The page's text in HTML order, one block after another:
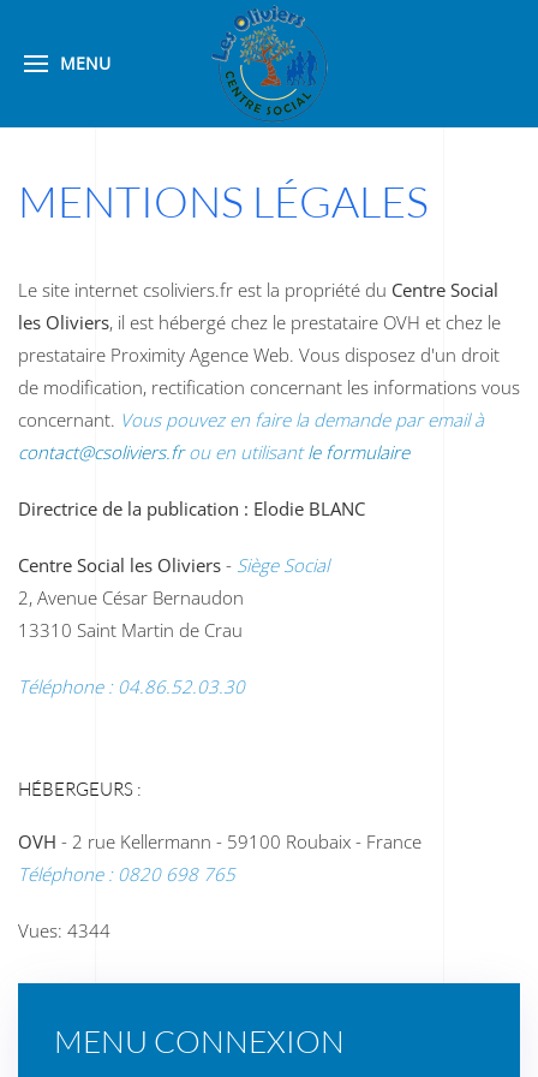
MENU
MENTIONS LÉGALES
Le site internet csoliviers.fr est la propriété du Centre Social
les Oliviers, il est hébergé chez le prestataire OVH et chez le
prestataire Proximity Agence Web. Vous disposez d'un droit
de modification, rectification concernant les informations vous
concernant. Vous pouvez en faire la demande par email à
contact@csoliviers.frou en utilisantle formulaire
Directrice de la publication : Elodie BLANC
Centre Social les Oliviers - Siège Social
2, Avenue César Bernaudon
13310 Saint Martin de Crau
Téléphone : 04.86.52.03.30
HÉBERGEURS :
OVH - 2 rue Kellermann - 59100 Roubaix - France
Téléphone : 0820 698 765
Vues: 4344
MENU CONNEXION